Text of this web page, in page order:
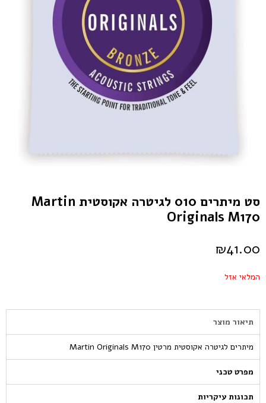
סט מיתרים 010 לגיטרה אקוסטית Martin
Originals M170
₪41.00
המלאי אזל
תיאור מוצר
מיתרים לגיטרה אקוסטית מרטין Martin Originals M170
מפרט טכני
תכונות עיקריות